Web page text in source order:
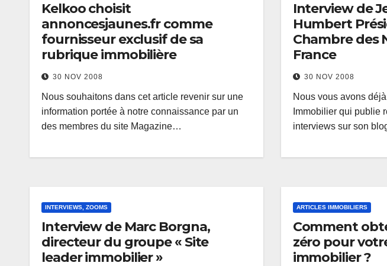
Kelkoo choisit
annoncesjaunes.fr comme
fournisseur exclusif de sa
rubrique immobilière
30 NOV 2008
Nous souhaitons dans cet article revenir sur une
information portée à notre connaissance par un
des membres du site Magazine…
Interview de
Humbert
Chambre des
France
30 NOV 2008
Nous vous avons
Immobilier qui publie
interviews sur son
INTERVIEWS, ZOOMS
Interview de Marc Borgna,
directeur du groupe « Site
leader immobilier »
ARTICLES IMMOBILIERS
Comment
zéro pour
immobilier ?